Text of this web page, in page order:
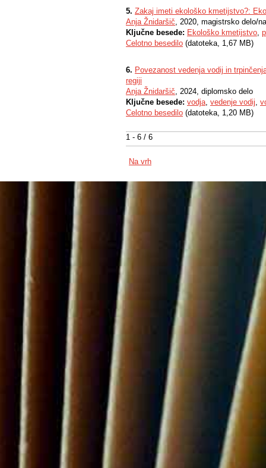
1 - 6 / 6
5. Zakaj imeti ekološko kmetijstvo?:
Anja Žnidaršič, 2020, magistrsko delo/
Ključne besede: Ekološko kmetijstvo,
Celotno besedilo (datoteka, 1,67 MB)
6. Povezanost vedenja vodij in
regiji
Anja Žnidaršič, 2024, diplomsko delo
Ključne besede: vodja, vedenje vodij,
Celotno besedilo (datoteka, 1,20 MB)
Na vrh